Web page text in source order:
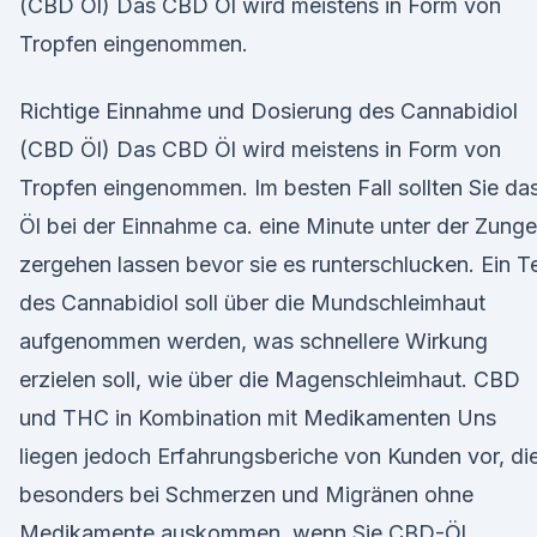
(CBD Öl) Das CBD Öl wird meistens in Form von
Tropfen eingenommen.
Richtige Einnahme und Dosierung des Cannabidiol
(CBD Öl) Das CBD Öl wird meistens in Form von
Tropfen eingenommen. Im besten Fall sollten Sie
Öl bei der Einnahme ca. eine Minute unter der Zunge
zergehen lassen bevor sie es runterschlucken. Ein
des Cannabidiol soll über die Mundschleimhaut
aufgenommen werden, was schnellere Wirkung
erzielen soll, wie über die Magenschleimhaut. CBD
und THC in Kombination mit Medikamenten Uns
liegen jedoch Erfahrungsberiche von Kunden vor,
besonders bei Schmerzen und Migränen ohne